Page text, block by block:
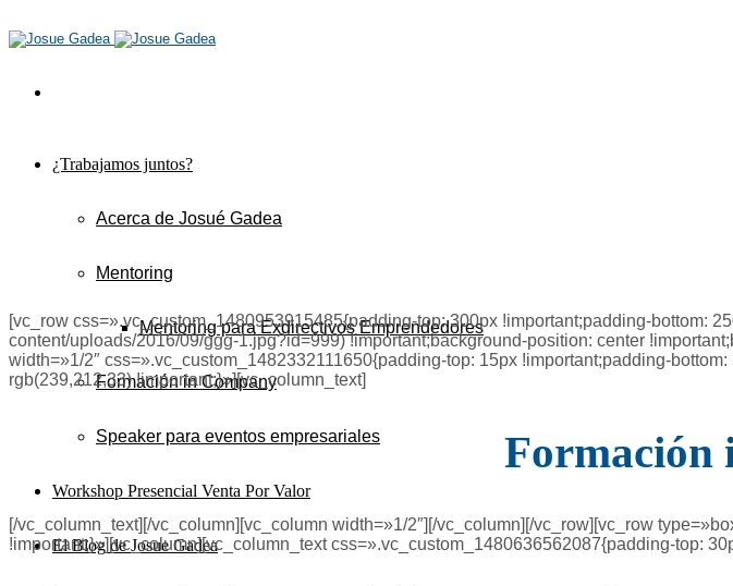
¿Trabajamos juntos?
Acerca de Josué Gadea
Mentoring
Mentoring para Exdirectivos Emprendedores
Formación in Company
Speaker para eventos empresariales
Workshop Presencial Venta Por Valor
El Blog de Josue Gadea
[vc_row css=».vc_custom_1480953915485{padding-top: 300px !important;padding-bottom:
content/uploads/2016/09/ggg-1.jpg?id=999) !important;background-position: center
width=»1/2″ css=».vc_custom_1482332111650{padding-top: 15px !important;padding-
rgb(239,212,33) !important;}»][vc_column_text]
Formación
[/vc_column_text][/vc_column][vc_column width=»1/2″][/vc_column][/vc_row][vc_row
!important;}»][vc_column][vc_column_text css=».vc_custom_1480636562087{padding-top: